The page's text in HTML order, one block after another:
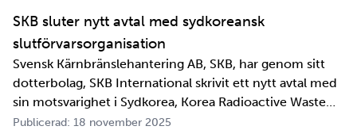
SKB sluter nytt avtal med sydkoreansk
slutförvarsorganisation
Svensk Kärnbränslehantering AB, SKB, har genom sitt
dotterbolag, SKB International skrivit ett nytt avtal med
sin motsvarighet i Sydkorea, Korea Radioactive Waste
Agency, KORAD. Avtalet, som är ett så kallat
Publicerad: 18 november 2025